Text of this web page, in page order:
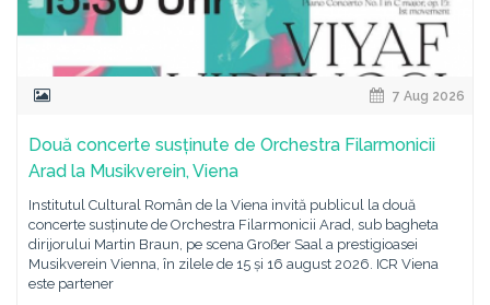
7 Aug 2026
Două concerte susținute de Orchestra Filarmonicii
Arad la Musikverein, Viena
Institutul Cultural Român de la Viena invită publicul la două
concerte susținute de Orchestra Filarmonicii Arad, sub bagheta
dirijorului Martin Braun, pe scena Großer Saal a prestigioasei
Musikverein Vienna, în zilele de 15 și 16 august 2026. ICR Viena
este partener